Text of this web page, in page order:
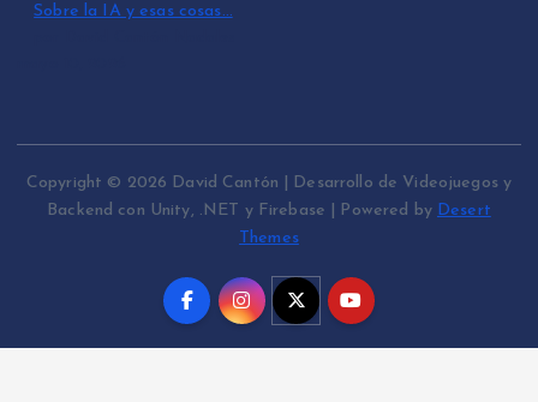
Sobre la IA y esas cosas…
Copyright © 2026 David Cantón | Desarrollo de Videojuegos y
Backend con Unity, .NET y Firebase | Powered by Desert
Themes